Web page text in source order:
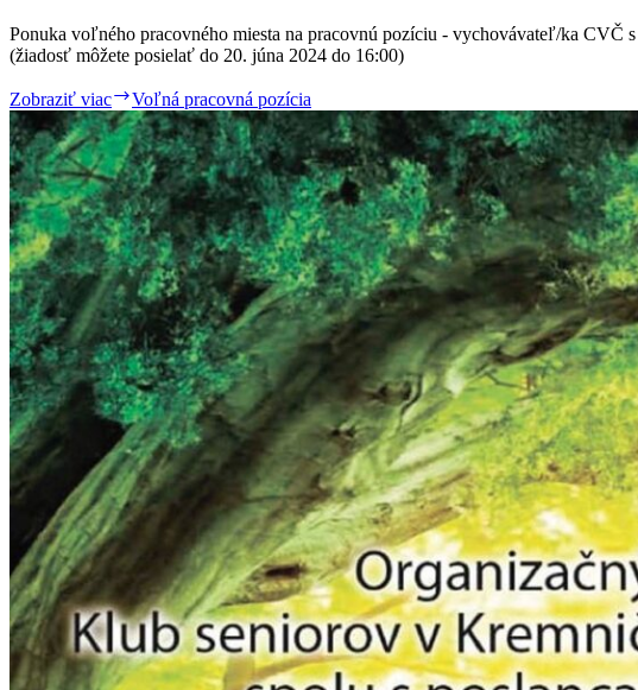
Ponuka voľného pracovného miesta na pracovnú pozíciu - vychovávateľ/ka CVČ
(žiadosť môžete posielať do 20. júna 2024 do 16:00)
Zobraziť viac Voľná pracovná pozícia